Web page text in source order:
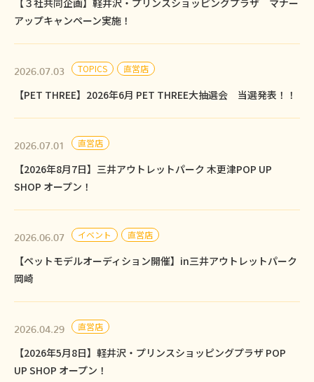
【３社共同企画】軽井沢・プリンスショッピングプラザ マナー
アップキャンペーン実施！
2026.07.03 TOPICS 直営店
【PET THREE】2026年6月 PET THREE大抽選会 当選発表！！
2026.07.01 直営店
【2026年8月7日】三井アウトレットパーク 木更津POP UP
SHOP オープン！
2026.06.07 イベント 直営店
【ペットモデルオーディション開催】in三井アウトレットパーク
岡崎
2026.04.29 直営店
【2026年5月8日】軽井沢・プリンスショッピングプラザ POP
UP SHOP オープン！